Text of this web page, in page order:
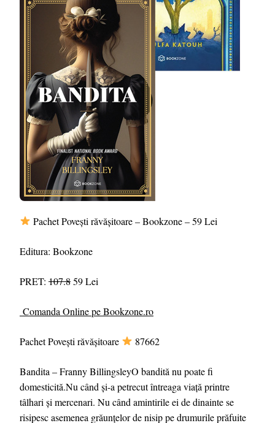
Pachet Povești răvășitoare – Bookzone – 59 Lei
Editura: Bookzone
PRET: 107.859 Lei
Comanda Online pe Bookzone.ro
Pachet Povești răvășitoare 87662
Bandita – Franny BillingsleyO bandită nu poate fi
domesticită.Nu când și-a petrecut întreaga viață printre
tâlhari și mercenari. Nu când amintirile ei de dinainte se
risipesc asemenea grăunțelor de nisip pe drumurile prăfuite